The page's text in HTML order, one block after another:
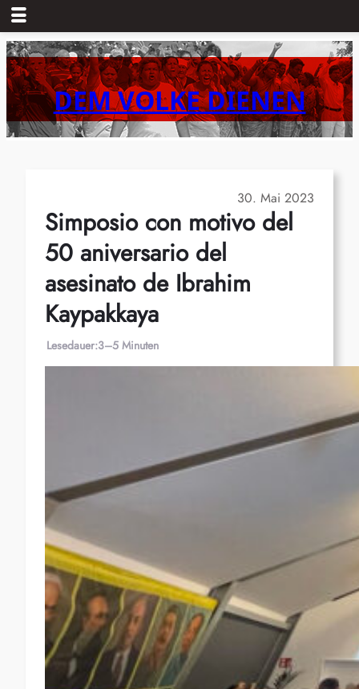
Zum
Inhalt
springenDEM VOLKE DIENEN
30. Mai 2023
Simposio con motivo del
50 aniversario del
asesinato de Ibrahim
Kaypakkaya
Lesedauer:3–5 Minuten